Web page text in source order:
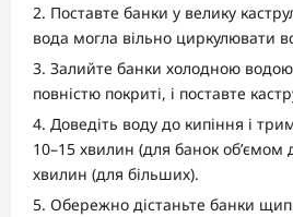
Поставте банки у велику
вода могла вільно циркулювати
Залийте банки холодною
повністю покриті, і поставте
Доведіть воду до кипіння і
10–15 хвилин (для банок об’ємом
хвилин (для більших).
Обережно дістаньте банки